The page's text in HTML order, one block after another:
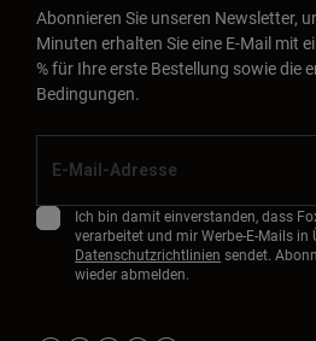
Abonnieren Sie unseren Newsletter,
Minuten erhalten Sie eine E-Mail mit
% für Ihre erste Bestellung sowie die
Bedingungen.
Ich bin damit einverstanden, dass
verarbeitet und mir Werbe-E-Mails
Datenschutzrichtlinien sendet.
wieder abmelden.